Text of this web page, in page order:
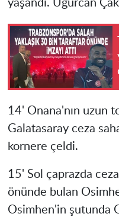
yaşandı. Uğurcan
14' Onana'nın uzun
Galatasaray ceza
kornere çeldi.
15' Sol çaprazda
önünde bulan
Osimhen'in şutunda